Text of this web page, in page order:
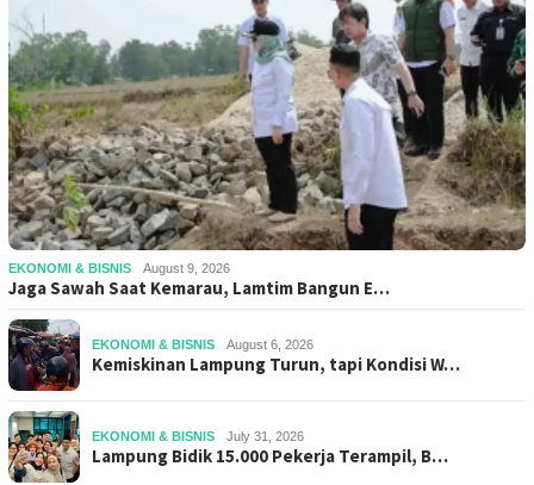
EKONOMI & BISNIS August 9, 2026
Jaga Sawah Saat Kemarau, Lamtim Bangun E…
EKONOMI & BISNIS August 6, 2026
Kemiskinan Lampung Turun, tapi Kondisi W…
EKONOMI & BISNIS July 31, 2026
Lampung Bidik 15.000 Pekerja Terampil, B…